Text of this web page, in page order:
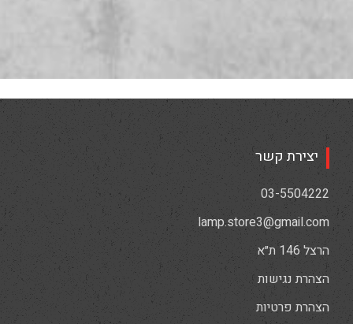
יצירת קשר
03-5504222
lamp.store3@gmail.com
הרצל 146 ת״א
הצהרת נגישות
הצהרת פרטיות